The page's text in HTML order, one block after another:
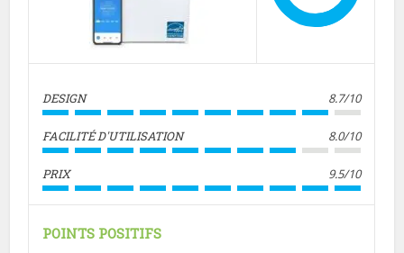
DESIGN 8.7/10
FACILITÉ D'UTILISATION 8.0/10
PRIX 9.5/10
POINTS POSITIFS